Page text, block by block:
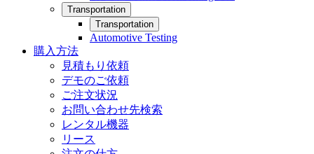
Transportation
Transportation
Automotive Testing
購入方法
見積もり依頼
デモのご依頼
ご注文状況
お問い合わせ先検索
レンタル機器
リース